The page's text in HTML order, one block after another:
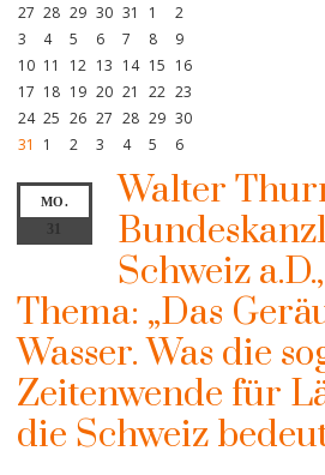
27 28 29 30 31 1
2
3
4 5 6 7 8
9
10 11 12 13 14 15 16
17 18 19 20 21 22 23
24 25 26 27 28 29 30
31
1 2 3 4 5 6
MO.
Walter
Schweiz
Thema: „Das
Wasser. Was die
Zeitenwende für
die Schweiz